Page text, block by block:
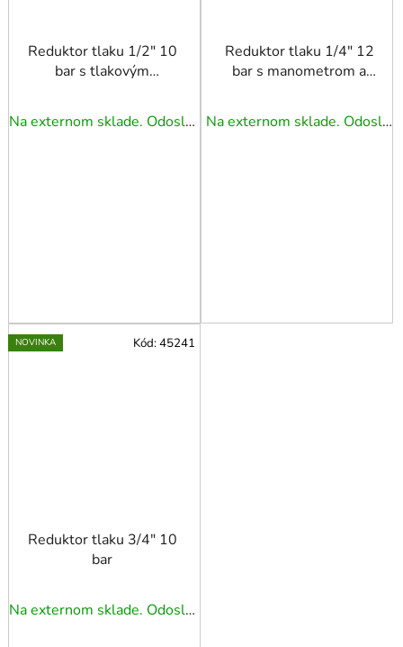
Reduktor tlaku 1/2" 10
bar s tlakovým
manometrami a 2
rýchlospojkami 1/4"
Na externom sklade. Odoslanie 3 - 5 prac. dní.
Reduktor tlaku 1/4" 12
bar s manometrom a
Na externom sklade. Odoslanie 3 - 5 prac. dní.
NOVINKA
Reduktor tlaku 3/4" 10
bar
Na externom sklade. Odoslanie 3 - 5 prac. dní.
Kód:45241